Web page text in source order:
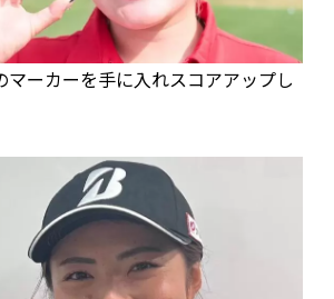
マーカーを手に入れスコアアップし